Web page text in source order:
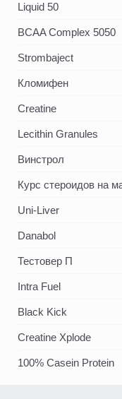
Liquid 50
BCAA Complex 5050
Strombaject
Кломифен
Creatine
Lecithin Granules
Винстрол
Курс стероидов на
Uni-Liver
Danabol
Тестовер П
Intra Fuel
Black Kick
Creatine Xplode
100% Casein Protein